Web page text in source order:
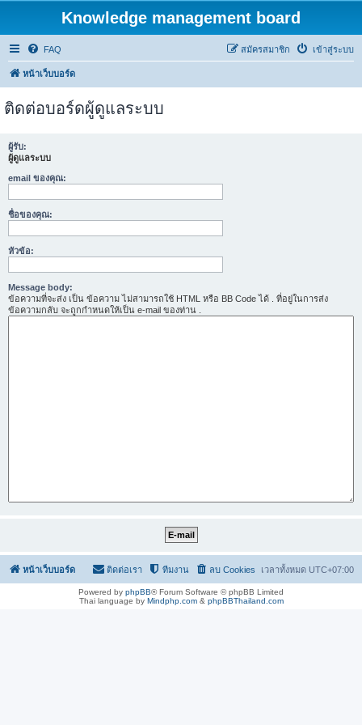
Knowledge management board
FAQ เข้าสู่ระบบ
สมัครสมาชิก
หน้าเว็บบอร์ด
ติดต่อบอร์ดผู้ดูแลระบบ
ผู้รับ:
ผู้ดูแลระบบ
email ของคุณ:
ชื่อของคุณ:
หัวข้อ:
Message body:
ข้อความที่จะส่ง เป็น ข้อความ ไม่สามารถใช้ HTML หรือ BB Code ได้ . ที่อยู่ในการส่ง
ข้อความกลับ จะถูกกำหนดให้เป็น e-mail ของท่าน .
หน้าเว็บบอร์ด เวลาทั้งหมด UTC+07:00
ลบ Cookies
ทีมงาน
ติดต่อเรา
Powered by phpBB® Forum Software © phpBB Limited
Thai language by Mindphp.com& phpBBThailand.com